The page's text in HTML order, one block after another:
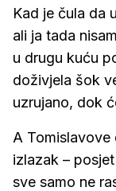
Kad je čula da
ali ja tada
u drugu kuću
doživjela šok
uzrujano, dok
A Tomislavove
izlazak –
sve samo ne